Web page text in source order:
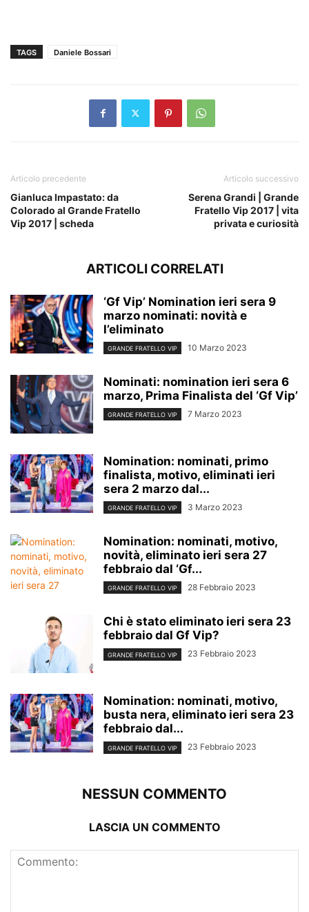
TAGS Daniele Bossari
Articolo precedente
Gianluca Impastato: da
Colorado al Grande Fratello
Vip 2017 | scheda
Articolo successivo
Serena Grandi | Grande
Fratello Vip 2017 | vita
privata e curiosità
ARTICOLI CORRELATI
‘Gf Vip’ Nomination ieri sera 9
marzo nominati: novità e
l’eliminato
GRANDE FRATELLO VIP 10 Marzo 2023
Nominati: nomination ieri sera 6
marzo, Prima Finalista del ‘Gf Vip’
GRANDE FRATELLO VIP 7 Marzo 2023
Nomination: nominati, primo
finalista, motivo, eliminati ieri
sera 2 marzo dal...
GRANDE FRATELLO VIP 3 Marzo 2023
Nomination: nominati, motivo,
novità, eliminato ieri sera 27
febbraio dal ‘Gf...
GRANDE FRATELLO VIP 28 Febbraio 2023
Chi è stato eliminato ieri sera 23
febbraio dal Gf Vip?
GRANDE FRATELLO VIP 23 Febbraio 2023
Nomination: nominati, motivo,
busta nera, eliminato ieri sera 23
febbraio dal...
GRANDE FRATELLO VIP 23 Febbraio 2023
NESSUN COMMENTO
LASCIA UN COMMENTO